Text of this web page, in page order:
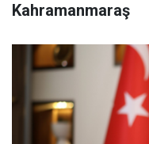
Kahramanmaraş